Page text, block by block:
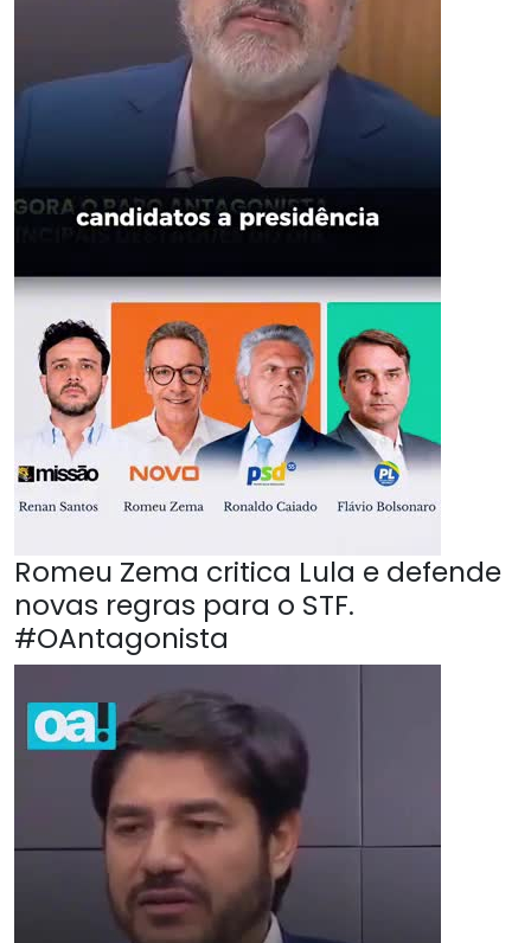
Romeu Zema critica Lula e defende
novas regras para o STF.
#OAntagonista